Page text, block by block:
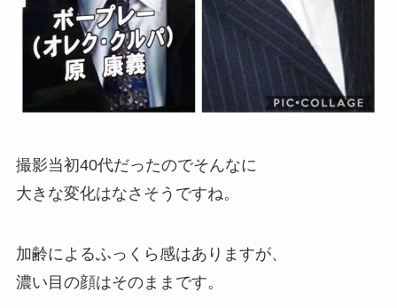
撮影当初40代だったのでそんなに
大きな変化はなさそうですね。
加齢によるふっくら感はありますが、
濃い目の顔はそのままです。